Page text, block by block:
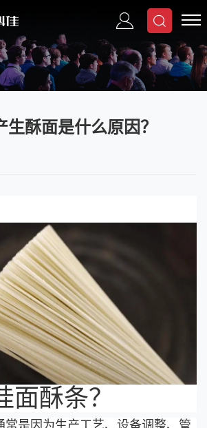
酥面是什么原因？
面酥条？